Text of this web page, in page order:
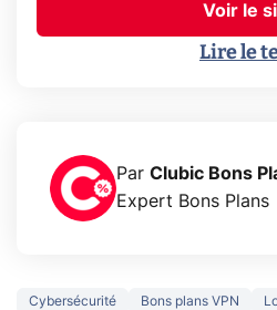
Voir le
Lire le
Par Clubic Bons
Expert Bons Plans
Cybersécurité Bons plans VPN